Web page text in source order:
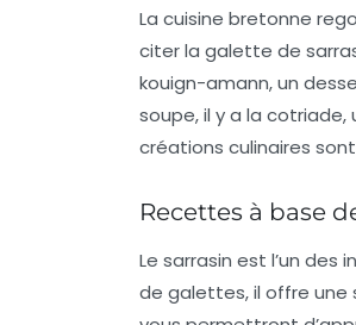
La cuisine bretonne
citer la galette de
kouign-amann, un
soupe, il y a la cotriade,
créations culinaires
Recettes à base
Le sarrasin est l’un
de galettes, il offre